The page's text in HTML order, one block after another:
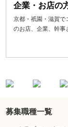
企業・お店の
京都・祇園・滋賀で
のお店、企業、幹事
募集職種一覧